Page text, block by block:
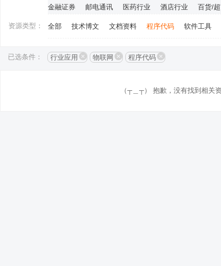
金融证券
邮电通讯 医药行业 酒店行业 百货/
资源类型： 全部 技术博文 文档资料 程序代码 软件工具
已选条件： 行业应用 物联网 程序代码
（┬＿┬） 抱歉，没有找到相关